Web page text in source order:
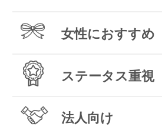
女性におすすめ
ステータス重視
法人向け